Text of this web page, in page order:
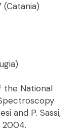
the National
and P. Sassi,
2004.